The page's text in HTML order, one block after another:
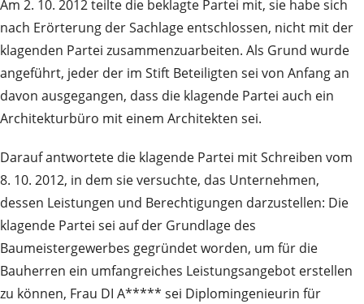
Am 2. 10. 2012 teilte die beklagte Partei mit, sie habe sich
nach Erörterung der Sachlage entschlossen, nicht mit der
klagenden Partei zusammenzuarbeiten. Als Grund wurde
angeführt, jeder der im Stift Beteiligten sei von Anfang an
davon ausgegangen, dass die klagende Partei auch ein
Architekturbüro mit einem Architekten sei.
Darauf antwortete die klagende Partei mit Schreiben vom
8. 10. 2012, in dem sie versuchte, das Unternehmen,
dessen Leistungen und Berechtigungen darzustellen: Die
klagende Partei sei auf der Grundlage des
Baumeistergewerbes gegründet worden, um für die
Bauherren ein umfangreiches Leistungsangebot erstellen
zu können, Frau DI A***** sei Diplomingenieurin für